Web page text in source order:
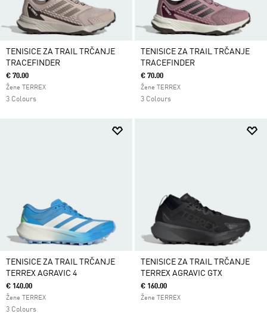
TENISICE ZA TRAIL TRČANJE
TRACEFINDER
€ 70.00
Žene TERREX
3 Colours
TENISICE ZA TRAIL TRČANJE
TRACEFINDER
€ 70.00
Žene TERREX
3 Colours
TENISICE ZA TRAIL TRČANJE
TERREX AGRAVIC 4
€ 140.00
Žene TERREX
3 Colours
TENISICE ZA TRAIL TRČANJE
TERREX AGRAVIC GTX
€ 160.00
Žene TERREX